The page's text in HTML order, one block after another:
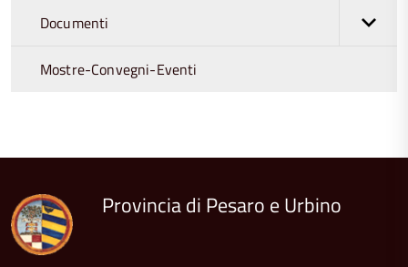
Documenti
Mostre-Convegni-Eventi
del
Provincia di Pesaro e Urbino